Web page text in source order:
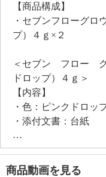
【商品構成】
・セブンフローグロ
プ）４ｇ×２
＜セブン フロー
ドロップ）４ｇ＞
【内容】
・色：ピンクドロッ
・添付文書：台紙
【原産国（地）】
・日本製
商品動画を見る